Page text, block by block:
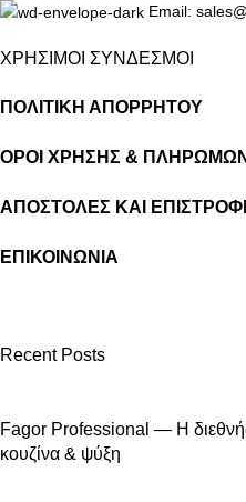
Email:
ΧΡΗΣΙΜΟΙ ΣΥΝΔΕΣΜΟΙ
ΠΟΛΙΤΙΚΗ ΑΠΟΡΡΗΤΟΥ
ΟΡΟΙ ΧΡΗΣΗΣ & ΠΛΗΡΩΜΩΝ
ΑΠΟΣΤΟΛΕΣ ΚΑΙ
ΕΠΙΚΟΙΝΩΝΙΑ
Recent Posts
Fagor Professional — Η
κουζίνα & ψύξη